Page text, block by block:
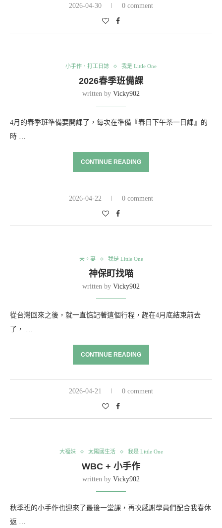
2026-04-30 0 comment
小手作、打工日誌 我是 Little One
2026春季班備課
written by Vicky902
4月的春季班準備要開課了，每次在準備『春日下午茶一日課』的
時 …
CONTINUE READING
2026-04-22 0 comment
夫。妻 我是 Little One
神保町找喵
written by Vicky902
從台灣回來之後，就一直惦記著這個行程，趕在4月底結束前去
了， …
CONTINUE READING
2026-04-21 0 comment
大福妹 太陽國生活 我是 Little One
WBC + 小手作
written by Vicky902
秋季班的小手作也迎來了最後一堂課，再次感謝學員們配合我春休
返 …